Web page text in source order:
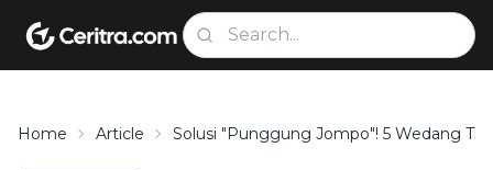
Home Article Solusi "Punggung Jompo"! 5 Wedang